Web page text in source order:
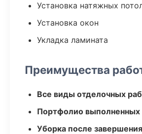
Установка натяжных
Установка окон
Укладка ламината
Преимущества
Все виды отделочных
Портфолио выполненных
Уборка после